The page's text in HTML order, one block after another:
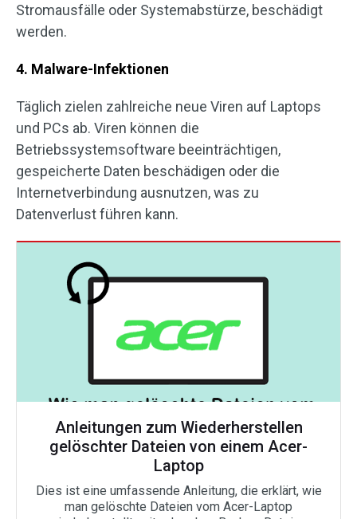
Stromausfälle oder Systemabstürze, beschädigt
werden.
4. Malware-Infektionen
Täglich zielen zahlreiche neue Viren auf Laptops
und PCs ab. Viren können die
Betriebssystemsoftware beeinträchtigen,
gespeicherte Daten beschädigen oder die
Internetverbindung ausnutzen, was zu
Datenverlust führen kann.
Anleitungen zum Wiederherstellen
gelöschter Dateien von einem Acer-
Laptop
Dies ist eine umfassende Anleitung, die erklärt, wie
man gelöschte Dateien vom Acer-Laptop